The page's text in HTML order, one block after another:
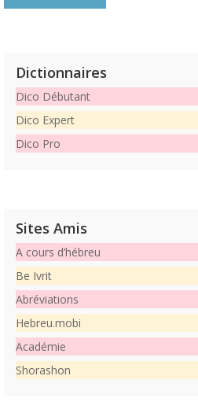
Dictionnaires
Dico Débutant
Dico Expert
Dico Pro
Sites Amis
A cours d’hébreu
Be Ivrit
Abréviations
Hebreu.mobi
Académie
Shorashon